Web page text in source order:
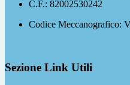
C.F.: 82002530242
Codice Meccanografico:
Sezione Link Utili